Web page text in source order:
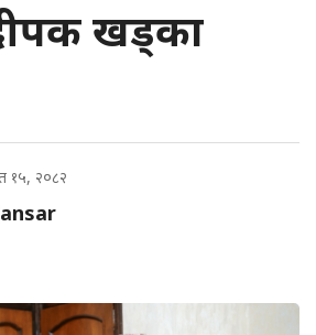
दीपक खड्का
१५, २०८२